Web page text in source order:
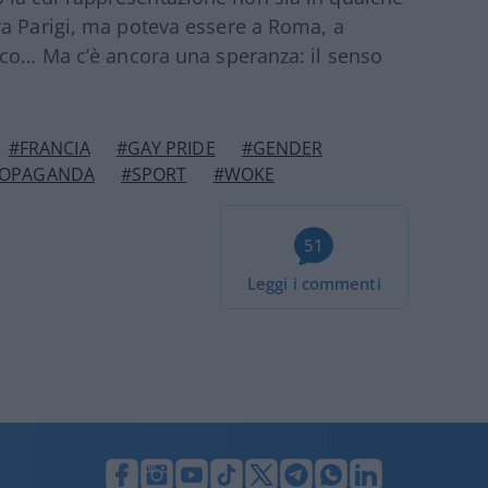
ma poteva essere a Roma, a
Ma c’è ancora una speranza: il senso
#FRANCIA #GAY PRIDE
#GENDER
#SPORT #WOKE
51
Leggi i commenti